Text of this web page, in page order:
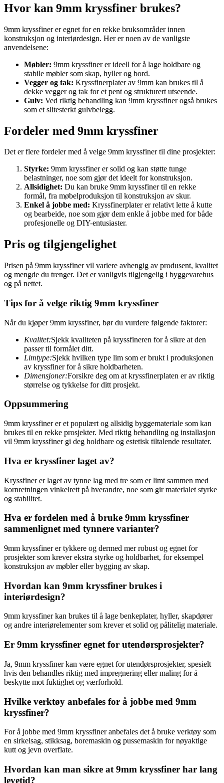
Hvor kan 9mm kryssfiner brukes?
9mm kryssfiner er egnet for en rekke bruksområder innen
konstruksjon og interiørdesign. Her er noen av de vanligste
anvendelsene:
Møbler: 9mm kryssfiner er ideell for å lage holdbare og
stabile møbler som skap, hyller og bord.
Vegger og tak: Kryssfinerplater av 9mm kan brukes til å
dekke vegger og tak for et pent og strukturert utseende.
Gulv: Ved riktig behandling kan 9mm kryssfiner også brukes
som et slitesterkt gulvbelegg.
Fordeler med 9mm kryssfiner
Det er flere fordeler med å velge 9mm kryssfiner til dine prosjekter:
Styrke: 9mm kryssfiner er solid og kan støtte tunge
belastninger, noe som gjør det ideelt for konstruksjon.
Allsidighet: Du kan bruke 9mm kryssfiner til en rekke
formål, fra møbelproduksjon til konstruksjon av skur.
Enkel å jobbe med: Kryssfinerplater er relativt lette å kutte
og bearbeide, noe som gjør dem enkle å jobbe med for både
profesjonelle og DIY-entusiaster.
Pris og tilgjengelighet
Prisen på 9mm kryssfiner vil variere avhengig av produsent, kvalitet
og mengde du trenger. Det er vanligvis tilgjengelig i byggevarehus
og på nettet.
Tips for å velge riktig 9mm kryssfiner
Når du kjøper 9mm kryssfiner, bør du vurdere følgende faktorer:
Kvalitet:Sjekk kvaliteten på kryssfineren for å sikre at den
passer til formålet ditt.
Limtype:Sjekk hvilken type lim som er brukt i produksjonen
av kryssfiner for å sikre holdbarheten.
Dimensjoner:Forsikre deg om at kryssfinerplaten er av riktig
størrelse og tykkelse for ditt prosjekt.
Oppsummering
9mm kryssfiner er et populært og allsidig byggemateriale som kan
brukes til en rekke prosjekter. Med riktig behandling og installasjon
vil 9mm kryssfiner gi deg holdbare og estetisk tiltalende resultater.
Hva er kryssfiner laget av?
Kryssfiner er laget av tynne lag med tre som er limt sammen med
kornretningen vinkelrett på hverandre, noe som gir materialet styrke
og stabilitet.
Hva er fordelen med å bruke 9mm kryssfiner
sammenlignet med tynnere varianter?
9mm kryssfiner er tykkere og dermed mer robust og egnet for
prosjekter som krever ekstra styrke og holdbarhet, for eksempel
konstruksjon av møbler eller bygging av skap.
Hvordan kan 9mm kryssfiner brukes i
interiørdesign?
9mm kryssfiner kan brukes til å lage benkeplater, hyller, skapdører
og andre interiørelementer som krever et solid og pålitelig materiale.
Er 9mm kryssfiner egnet for utendørsprosjekter?
Ja, 9mm kryssfiner kan være egnet for utendørsprosjekter, spesielt
hvis den behandles riktig med impregnering eller maling for å
beskytte mot fuktighet og værforhold.
Hvilke verktøy anbefales for å jobbe med 9mm
kryssfiner?
For å jobbe med 9mm kryssfiner anbefales det å bruke verktøy som
en sirkelsag, stikksag, boremaskin og pussemaskin for nøyaktige
kutt og jevn overflate.
Hvordan kan man sikre at 9mm kryssfiner har lang
levetid?